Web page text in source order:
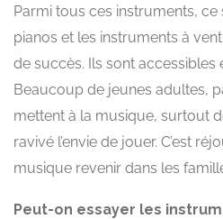
Parmi tous ces instruments, ce
pianos et les instruments à
de succès. Ils sont accessibles
Beaucoup de jeunes adultes,
mettent à la musique, surtout
ravivé l’envie de jouer. C’est
musique revenir dans les
Peut-on essayer les